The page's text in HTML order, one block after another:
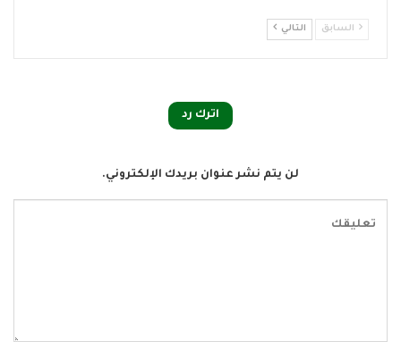
السابق التالي
اترك رد
لن يتم نشر عنوان بريدك الإلكتروني.